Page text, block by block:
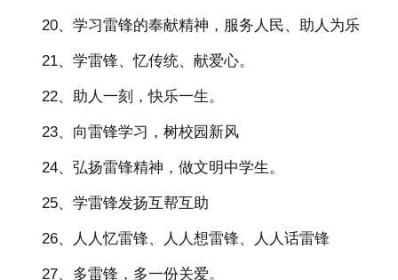
20、学习雷锋的奉献精神，服务人民、助人为乐
21、学雷锋、忆传统、献爱心。
22、助人一刻，快乐一生。
23、向雷锋学习，树校园新风
24、弘扬雷锋精神，做文明中学生。
25、学雷锋发扬互帮互助
26、人人忆雷锋、人人想雷锋、人人话雷锋
27、多雷锋，多一份关爱。